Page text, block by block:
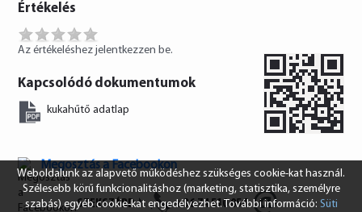
SZEKSZÁRD +36 74 510 054
Értékelés
Az értékeléshez jelentkezzen be.
Kapcsolódó dokumentumok
kukahűtő adatlap
Megosztás a Facebookon
Weboldalunk az alapvető működéshez szükséges cookie-kat használ.
Szélesebb körű funkcionalitáshoz (marketing, statisztika, személyre
szabás) egyéb cookie-kat engedélyezhet. További információ: Süti